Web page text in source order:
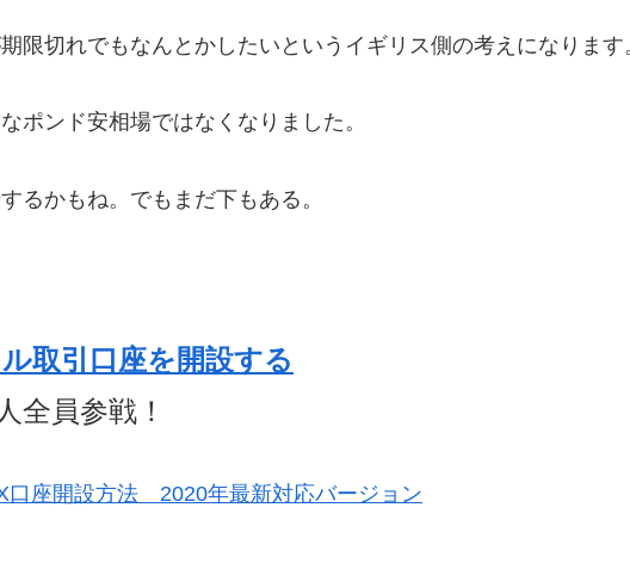
限切れでもなんとかしたいというイギリス側の考えになります
ポンド安相場ではなくなりました。
るかもね。でもまだ下もある。
取引口座を開設する
全員参戦！
口座開設方法 2020年最新対応バージョン